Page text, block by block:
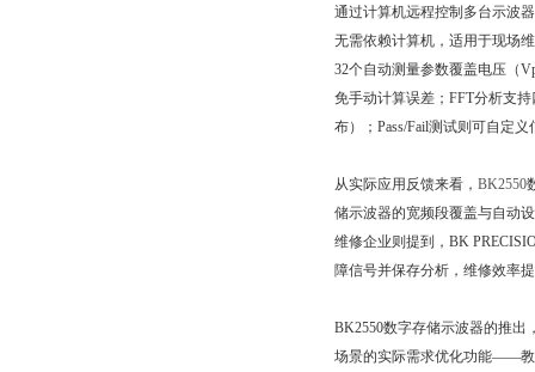
通过计算机远程控制多台示波器
无需依赖计算机，适用于现场维
32个自动测量参数覆盖电压（
免手动计算误差；FFT分析支
布）；Pass/Fail测试则可自定
从实际应用反馈来看， BK2550
储示波器的宽频段覆盖与自动设置
维修企业则提到，BK
障信号并保存分析，维修效率提
BK2550数字存储示波器的推出
场景的实际需求优化功能——教育